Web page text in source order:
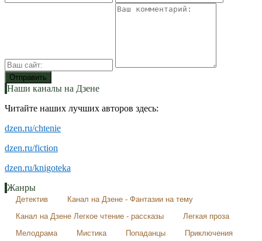
Наши каналы на Дзене
Читайте наших лучших авторов здесь:
dzen.ru/chtenie
dzen.ru/fiction
dzen.ru/knigoteka
Жанры
Детектив
Канал на Дзене - Фантазии на тему
Канал на Дзене Легкое чтение - рассказы
Легкая проза
Мелодрама
Мистика Попаданцы Приключения